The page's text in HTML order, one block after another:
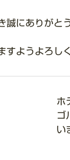
にありがと
ようよろし
ホ
ゴ
い